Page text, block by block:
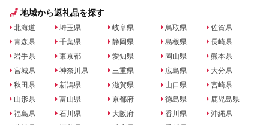
地域から返礼品を探す
北海道
青森県
岩手県
宮城県
秋田県
山形県
福島県
埼玉県
千葉県
東京都
神奈川県
新潟県
富山県
石川県
岐阜県
静岡県
愛知県
三重県
滋賀県
京都府
大阪府
鳥取県
島根県
岡山県
広島県
山口県
徳島県
香川県
佐賀県
長崎県
熊本県
大分県
宮崎県
鹿児島県
沖縄県